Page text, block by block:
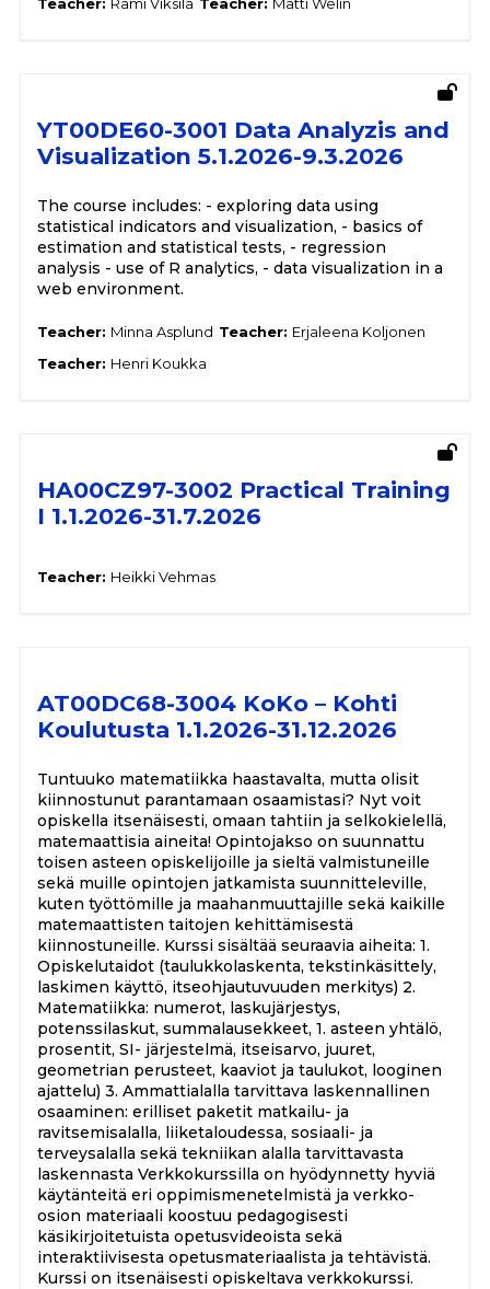
YT00DE60-3001 Data Analyzis and
Visualization 5.1.2026-9.3.2026
The course includes: - exploring data using
statistical indicators and visualization, - basics of
estimation and statistical tests, - regression
analysis - use of R analytics, - data visualization in a
web environment.
Teacher: Minna Asplund Teacher: Erjaleena Koljonen
Teacher: Henri Koukka
HA00CZ97-3002 Practical Training
I 1.1.2026-31.7.2026
Teacher: Heikki Vehmas
AT00DC68-3004 KoKo – Kohti
Koulutusta 1.1.2026-31.12.2026
Tuntuuko matematiikka haastavalta, mutta olisit
kiinnostunut parantamaan osaamistasi? Nyt voit
opiskella itsenäisesti, omaan tahtiin ja selkokielellä,
matemaattisia aineita! Opintojakso on suunnattu
toisen asteen opiskelijoille ja sieltä valmistuneille
sekä muille opintojen jatkamista suunnitteleville,
kuten työttömille ja maahanmuuttajille sekä kaikille
matemaattisten taitojen kehittämisestä
kiinnostuneille. Kurssi sisältää seuraavia aiheita: 1.
Opiskelutaidot (taulukkolaskenta, tekstinkäsittely,
laskimen käyttö, itseohjautuvuuden merkitys) 2.
Matematiikka: numerot, laskujärjestys,
potenssilaskut, summalausekkeet, 1. asteen yhtälö,
prosentit, SI- järjestelmä, itseisarvo, juuret,
geometrian perusteet, kaaviot ja taulukot, looginen
ajattelu) 3. Ammattialalla tarvittava laskennallinen
osaaminen: erilliset paketit matkailu- ja
ravitsemisalalla, liiketaloudessa, sosiaali- ja
terveysalalla sekä tekniikan alalla tarvittavasta
laskennasta Verkkokurssilla on hyödynnetty hyviä
käytänteitä eri oppimismenetelmistä ja verkko-
osion materiaali koostuu pedagogisesti
käsikirjoitetuista opetusvideoista sekä
interaktiivisesta opetusmateriaalista ja tehtävistä.
Kurssi on itsenäisesti opiskeltava verkkokurssi.